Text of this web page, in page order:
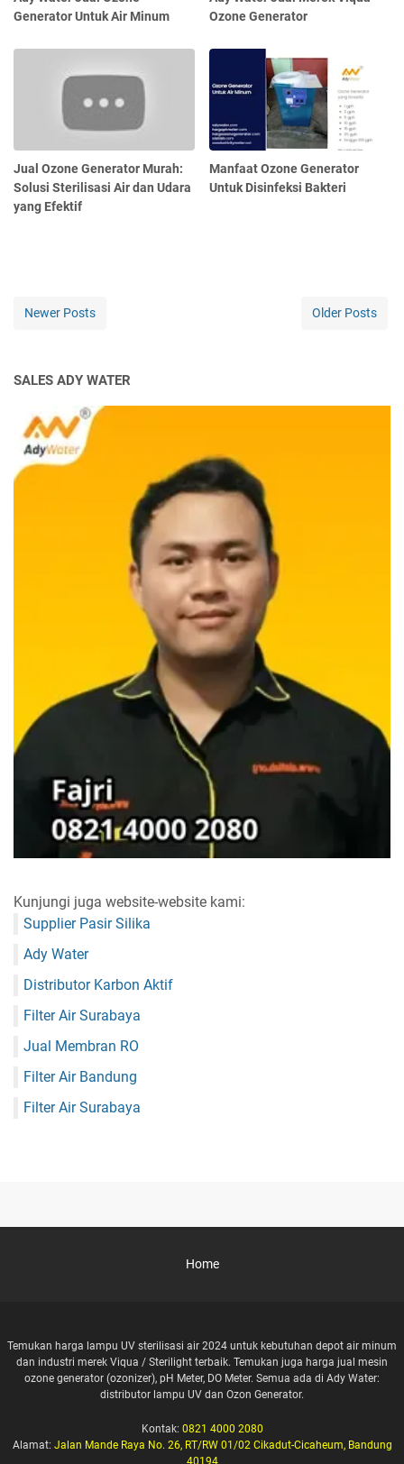
Generator Untuk Air Minum
Ozone Generator
Jual Ozone Generator Murah:
Solusi Sterilisasi Air dan Udara
yang Efektif
Manfaat Ozone Generator
Untuk Disinfeksi Bakteri
Newer Posts Older Posts
SALES ADY WATER
Kunjungi juga website-website kami:
Supplier Pasir Silika
Ady Water
Distributor Karbon Aktif
Filter Air Surabaya
Jual Membran RO
Filter Air Bandung
Filter Air Surabaya
Home
Temukan harga lampu UV sterilisasi air 2024 untuk kebutuhan depot air minum
dan industri merek Viqua / Sterilight terbaik. Temukan juga harga jual mesin
ozone generator (ozonizer), pH Meter, DO Meter. Semua ada di Ady Water:
distributor lampu UV dan Ozon Generator.
Kontak: 0821 4000 2080
Alamat: Jalan Mande Raya No. 26, RT/RW 01/02 Cikadut-Cicaheum, Bandung
40194